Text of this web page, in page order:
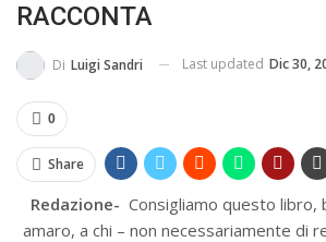
RACCONTA
Di Luigi Sandri Last updated Dic 30,
0
Share
Redazione- Consigliamo questo libro,
amaro, a chi – non necessariamente di